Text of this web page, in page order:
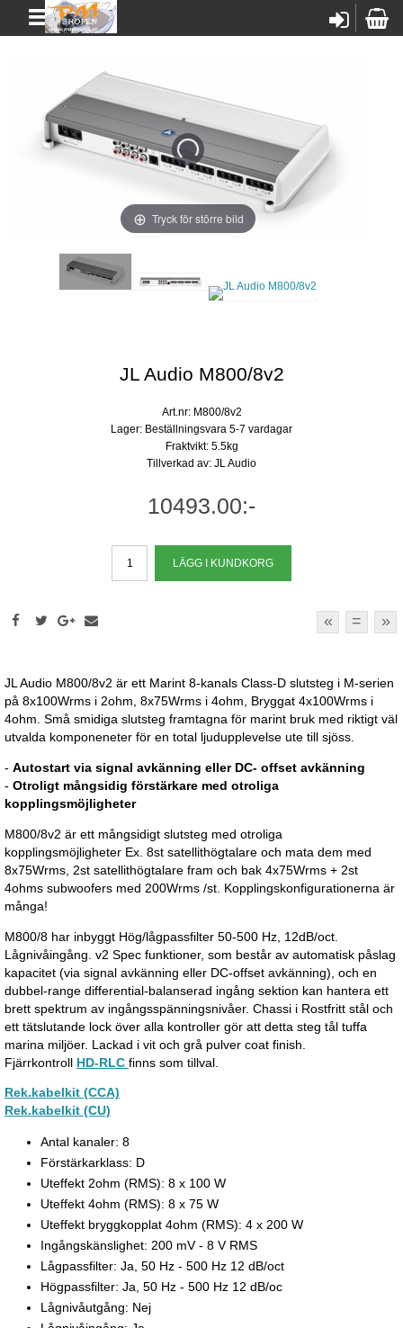
Tryck för större bild
JL Audio M800/8v2
Art.nr: M800/8v2
Lager: Beställningsvara 5-7 vardagar
Fraktvikt: 5.5kg
Tillverkad av: JL Audio
10493.00:-
« = »
JL Audio M800/8v2 är ett Marint 8-kanals Class-D slutsteg i M-serien
på 8x100Wrms i 2ohm, 8x75Wrms i 4ohm, Bryggat 4x100Wrms i
4ohm. Små smidiga slutsteg framtagna för marint bruk med riktigt väl
utvalda komponeneter för en total ljudupplevelse ute till sjöss.
- Autostart via signal avkänning eller DC- offset avkänning
- Otroligt mångsidig förstärkare med otroliga
kopplingsmöjligheter
M800/8v2 är ett mångsidigt slutsteg med otroliga
kopplingsmöjligheter Ex. 8st satellithögtalare och mata dem med
8x75Wrms, 2st satellithögtalare fram och bak 4x75Wrms + 2st
4ohms subwoofers med 200Wrms /st. Kopplingskonfigurationerna är
många!
M800/8 har inbyggt Hög/lågpassfilter 50-500 Hz, 12dB/oct.
Lågnivåingång. v2 Spec funktioner, som består av automatisk påslag
kapacitet (via signal avkänning eller DC-offset avkänning) och en
dubbel-range differential-balanserad ingång sektion kan hantera ett
brett spektrum av ingångsspänningsnivåer. Chassi i Rostfritt stål och
ett tätslutande lock över alla kontroller gör att detta steg tål tuffa
marina miljöer. Lackad i vit och grå pulver coat finish.
Fjärrkontroll HD-RLC finns som tillval.
Rek.kabelkit (CCA)
Rek.kabelkit (CU)
Antal kanaler: 8
Förstärkarklass: D
Uteffekt 2ohm (RMS): 8 x 100 W
Uteffekt 4ohm (RMS): 8 x 75 W
Uteffekt bryggkopplat 4ohm (RMS): 4 x 200 W
Ingångskänslighet: 200 mV - 8 V RMS
Lågpassfilter: Ja, 50 Hz - 500 Hz 12 dB/oct
Högpassfilter: Ja, 50 Hz - 500 Hz 12 dB/oc
Lågnivåutgång: Nej